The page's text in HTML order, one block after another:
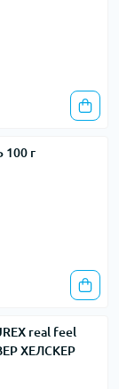
г
real feel
ХЕЛСКЕР